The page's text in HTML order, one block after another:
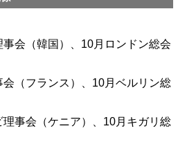
会（韓国）、10月ロンドン総会
（フランス）、10月ベルリン総
事会（ケニア）、10月キガリ総